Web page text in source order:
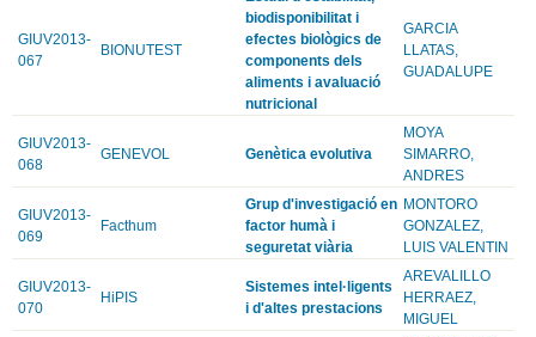
GIUV2013-
067
BIONUTEST
biodisponibilitat i
efectes biològics de
components dels
aliments i avaluació
nutricional
GARCIA
LLATAS,
GUADALUPE
GIUV2013-
068
GENEVOL Genètica evolutiva
MOYA
SIMARRO,
ANDRES
GIUV2013-
069
Facthum
Grup d'investigació en
factor humà i
seguretat viària
MONTORO
GONZALEZ,
LUIS VALENTIN
GIUV2013-
070
HiPIS
Sistemes intel·ligents
i d'altes prestacions
AREVALILLO
HERRAEZ,
MIGUEL